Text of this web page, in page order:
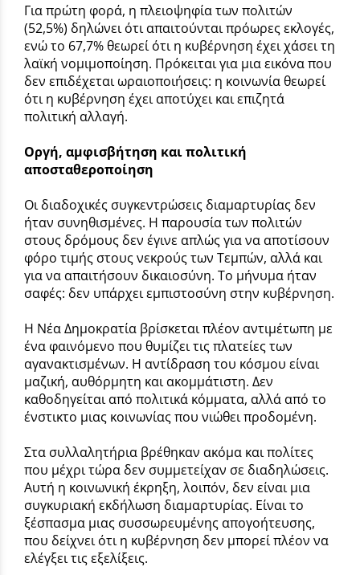
Για πρώτη φορά, η πλειοψηφία των πολιτών
(52,5%) δηλώνει ότι απαιτούνται πρόωρες εκλογές,
ενώ το 67,7% θεωρεί ότι η κυβέρνηση έχει χάσει τη
λαϊκή νομιμοποίηση. Πρόκειται για μια εικόνα που
δεν επιδέχεται ωραιοποιήσεις: η κοινωνία θεωρεί
ότι η κυβέρνηση έχει αποτύχει και επιζητά
πολιτική αλλαγή.
Οργή, αμφισβήτηση και πολιτική
αποσταθεροποίηση
Οι διαδοχικές συγκεντρώσεις διαμαρτυρίας δεν
ήταν συνηθισμένες. Η παρουσία των πολιτών
στους δρόμους δεν έγινε απλώς για να αποτίσουν
φόρο τιμής στους νεκρούς των Τεμπών, αλλά και
για να απαιτήσουν δικαιοσύνη. Το μήνυμα ήταν
σαφές: δεν υπάρχει εμπιστοσύνη στην κυβέρνηση.
Η Νέα Δημοκρατία βρίσκεται πλέον αντιμέτωπη με
ένα φαινόμενο που θυμίζει τις πλατείες των
αγανακτισμένων. Η αντίδραση του κόσμου είναι
μαζική, αυθόρμητη και ακομμάτιστη. Δεν
καθοδηγείται από πολιτικά κόμματα, αλλά από το
ένστικτο μιας κοινωνίας που νιώθει προδομένη.
Στα συλλαλητήρια βρέθηκαν ακόμα και πολίτες
που μέχρι τώρα δεν συμμετείχαν σε διαδηλώσεις.
Αυτή η κοινωνική έκρηξη, λοιπόν, δεν είναι μια
συγκυριακή εκδήλωση διαμαρτυρίας. Είναι το
ξέσπασμα μιας συσσωρευμένης απογοήτευσης,
που δείχνει ότι η κυβέρνηση δεν μπορεί πλέον να
ελέγξει τις εξελίξεις.